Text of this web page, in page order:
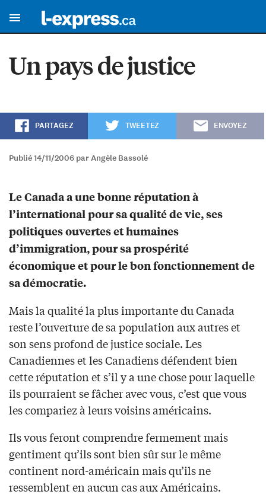
Un pays de justice
PARTAGEZ TWEETEZ ENVOYEZ
Publié 14/11/2006 par Angèle Bassolé
Le Canada a une bonne réputation à
l’international pour sa qualité de vie, ses
politiques ouvertes et humaines
d’immigration, pour sa prospérité
économique et pour le bon fonctionnement de
sa démocratie.
Mais la qualité la plus importante du Canada
reste l’ouverture de sa population aux autres et
son sens profond de justice sociale. Les
Canadiennes et les Canadiens défendent bien
cette réputation et s’il y a une chose pour laquelle
ils pourraient se fâcher avec vous, c’est que vous
les compariez à leurs voisins américains.
Ils vous feront comprendre fermement mais
gentiment qu’ils sont bien sûr sur le même
continent nord-américain mais qu’ils ne
ressemblent en aucun cas aux Américains.